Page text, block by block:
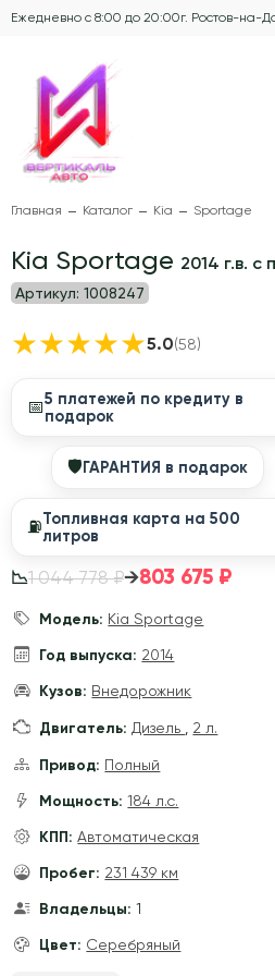
Ежедневно с 8:00 до 20:00г. Ростов-на-
Главная Каталог Kia Sportage
Kia Sportage 2014 г.в. с
Артикул: 1008247
★★★★★5.0(58)
📅5 платежей по кредиту в
подарок
🛡ГАРАНТИЯ в подарок
⛽️Топливная карта на 500
литров
📉1 044 778 ₽→803 675 ₽
Модель: Kia Sportage
Год выпуска: 2014
Кузов: Внедорожник
Двигатель: Дизель 2 л.
Привод: Полный
Мощность: 184 л.с.
КПП: Автоматическая
Пробег: 231 439 км
Владельцы: 1
Цвет: Серебряный